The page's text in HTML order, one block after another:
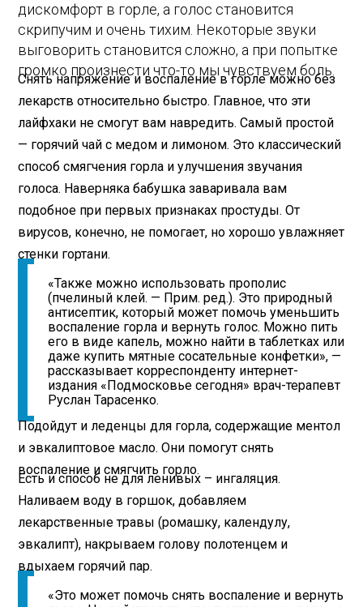
дискомфорт в горле, а голос становится
скрипучим и очень тихим. Некоторые звуки
выговорить становится сложно, а при попытке
громко произнести что-то мы чувствуем боль.
Снять напряжение и воспаление в горле можно без
лекарств относительно быстро. Главное, что эти
лайфхаки не смогут вам навредить. Самый простой
— горячий чай с медом и лимоном. Это классический
способ смягчения горла и улучшения звучания
голоса. Наверняка бабушка заваривала вам
подобное при первых признаках простуды. От
вирусов, конечно, не помогает, но хорошо увлажняет
стенки гортани.
«Также можно использовать прополис
(пчелиный клей. — Прим. ред.). Это природный
антисептик, который может помочь уменьшить
воспаление горла и вернуть голос. Можно пить
его в виде капель, можно найти в таблетках или
даже купить мятные сосательные конфетки», —
рассказывает корреспонденту интернет-
издания «Подмосковье сегодня» врач-терапевт
Руслан Тарасенко.
Подойдут и леденцы для горла, содержащие ментол
и эвкалиптовое масло. Они помогут снять
воспаление и смягчить горло.
Есть и способ не для ленивых – ингаляция.
Наливаем воду в горшок, добавляем
лекарственные травы (ромашку, календулу,
эвкалипт), накрываем голову полотенцем и
вдыхаем горячий пар.
«Это может помочь снять воспаление и вернуть